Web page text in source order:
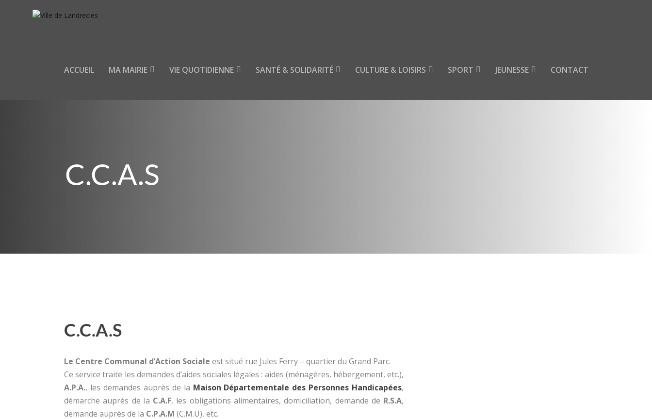
ACCUEIL MA MAIRIE VIE QUOTIDIENNE SANTÉ & SOLIDARITÉ CULTURE & LOISIRS SPORT JEUNESSE CONTACT
C.C.A.S
C.C.A.S
Le Centre Communal d’Action Sociale est situé rue Jules Ferry – quartier du Grand Parc.
Ce service traite les demandes d’aides sociales légales : aides (ménagères, hébergement, etc.),
A.P.A., les demandes auprès de la Maison Départementale des Personnes Handicapées,
démarche auprès de la C.A.F, les obligations alimentaires, domiciliation, demande de R.S.A,
demande auprès de la C.P.A.M (C.M.U), etc.